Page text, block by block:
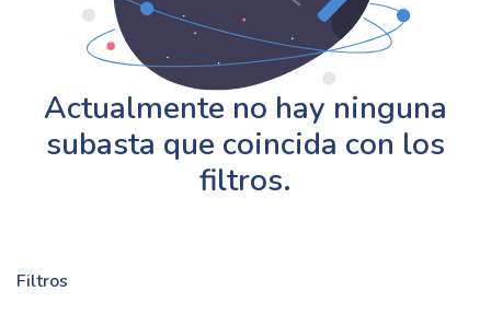
Filtros
Actualmente no hay ninguna
subasta que coincida con los
filtros.